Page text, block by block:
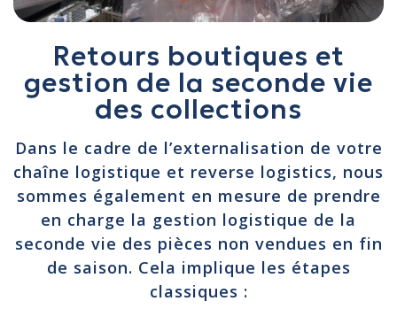
Retours boutiques et
gestion de la seconde vie
des collections
Dans le cadre de l’externalisation de votre
chaîne logistique et reverse logistics, nous
sommes également en mesure de prendre
en charge la gestion logistique de la
seconde vie des pièces non vendues en fin
de saison. Cela implique les étapes
classiques :